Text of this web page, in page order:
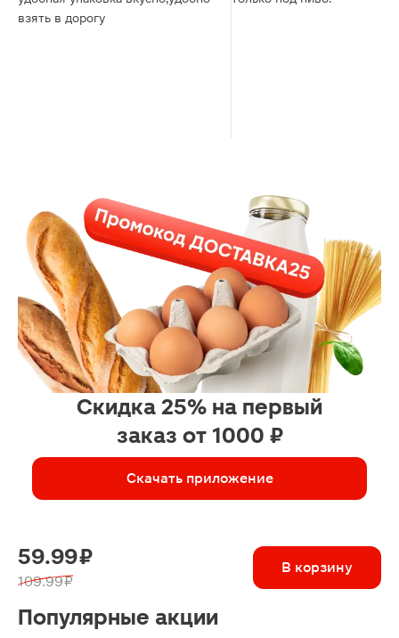
взять в дорогу
Скидка 25% на первый
заказ от 1000 ₽
Скачать приложение
59.99 ₽
109.99 ₽
В корзину
Популярные акции